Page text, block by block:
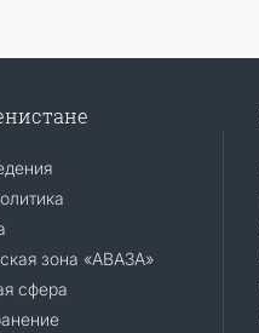
зона «АВАЗА»
сфера